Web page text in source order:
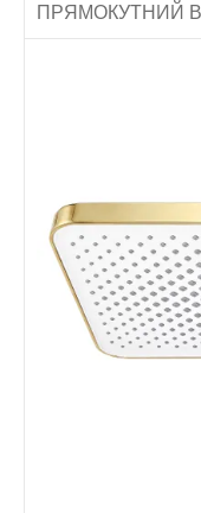
ПРЯМОКУТНИЙ